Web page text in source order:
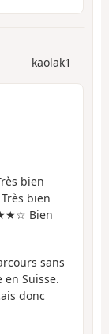
kaolak1
bien
bien
Bien
sans
Suisse.
donc